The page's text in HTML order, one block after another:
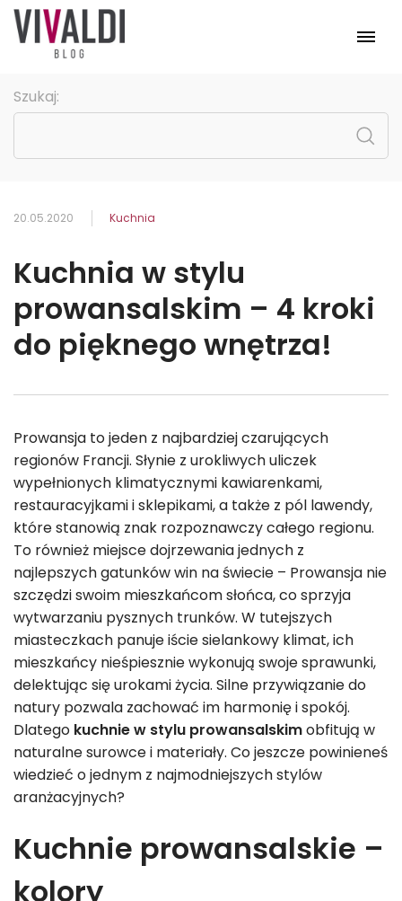
Szukaj:
20.05.2020 Kuchnia
Kuchnia w stylu
prowansalskim – 4 kroki
do pięknego wnętrza!
Prowansja to jeden z najbardziej czarujących
regionów Francji. Słynie z urokliwych uliczek
wypełnionych klimatycznymi kawiarenkami,
restauracyjkami i sklepikami, a także z pól lawendy,
które stanowią znak rozpoznawczy całego regionu.
To również miejsce dojrzewania jednych z
najlepszych gatunków win na świecie – Prowansja nie
szczędzi swoim mieszkańcom słońca, co sprzyja
wytwarzaniu pysznych trunków. W tutejszych
miasteczkach panuje iście sielankowy klimat, ich
mieszkańcy nieśpiesznie wykonują swoje sprawunki,
delektując się urokami życia. Silne przywiązanie do
natury pozwala zachować im harmonię i spokój.
Dlatego kuchnie w stylu prowansalskimobfitują w
naturalne surowce i materiały. Co jeszcze powinieneś
wiedzieć o jednym z najmodniejszych stylów
aranżacyjnych?
Kuchnie prowansalskie –
kolory
Kolekcje
Strona główna